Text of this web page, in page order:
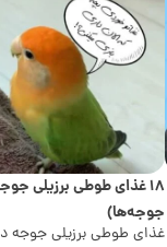
۱۸ غذای طوطی برزیلی
جوجه‌ها)